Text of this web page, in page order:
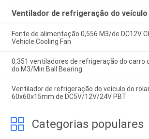
Ventilador de refrigeração do veículo
Fonte de alimentação 0,556 M3/de DC12V
Vehicle Cooling Fan
0,351 ventiladores de refrigeração do carro
do M3/Min Ball Bearing
Ventilador de refrigeração do veículo do
60x60x15mm de DC5V/12V/24V PBT
Categorias populares